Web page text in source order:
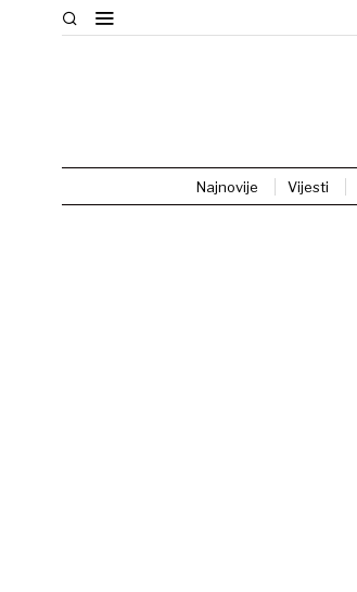
Najnovije Vijesti